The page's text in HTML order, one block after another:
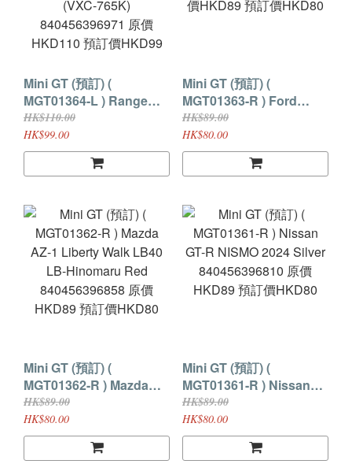
Mini GT (預訂) (
MGT01364-L ) Range
Rover 1971 British
Trans-Americas
Expedition (VXC-765K)
840456396971 原價
HK$110.00
HK$99.00
Mini GT (預訂) (
MGT01363-R ) Ford
Mustang Dark Horse
Blue Ember
840456396933 原價
HKD89 預訂價HKD80
HK$89.00
HK$80.00
Mini GT (預訂) (
MGT01362-R ) Mazda
AZ-1 Liberty Walk LB40
LB-Hinomaru Red
840456396858 原價
HKD89 預訂價HKD80
HK$89.00
HK$80.00
Mini GT (預訂) (
MGT01361-R ) Nissan
GT-R NISMO 2024 Silver
840456396810 原價
HKD89 預訂價HKD80
HK$89.00
HK$80.00